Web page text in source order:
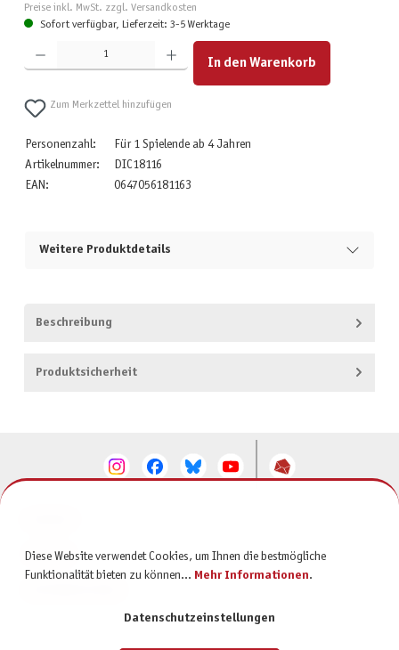
Preise inkl. MwSt. zzgl. Versandkosten
Sofort verfügbar, Lieferzeit: 3-5 Werktage
Produkt Anzahl: Gib den gewünschten Wert ein oder benutze die Schaltflächen um die Anzahl zu
In den Warenkorb
Zum Merkzettel hinzufügen
Personenzahl:
Für 1 Spielende ab 4 Jahren
Artikelnummer:
DIC18116
EAN:
0647056181163
Weitere Produktdetails
Beschreibung
Produktsicherheit
SERVICE
Diese Website verwendet Cookies, um Ihnen die bestmögliche
Funktionalität bieten zu können... Mehr Informationen.
Datenschutzeinstellungen